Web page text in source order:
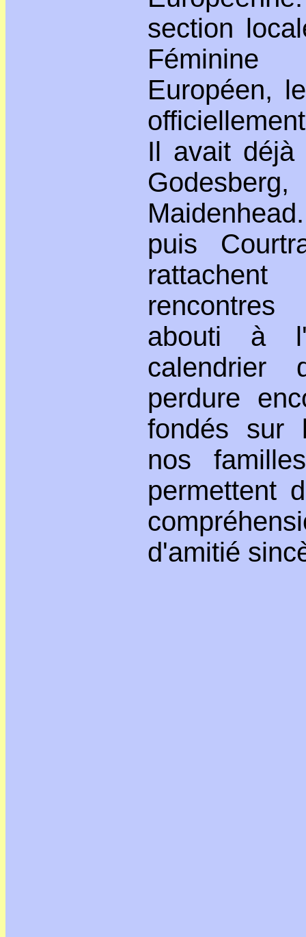
section
Européen,
Il avait déjà
puis
abouti à
calendrier
perdure
fondés sur
nos
permettent
d'amitié